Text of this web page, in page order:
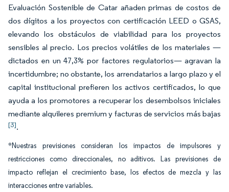
Evaluación Sostenible de Catar añaden primas de costos de
dos dígitos a los proyectos con certificación LEED o GSAS,
elevando los obstáculos de viabilidad para los proyectos
sensibles al precio. Los precios volátiles de los materiales —
dictados en un 47,3% por factores regulatorios— agravan la
incertidumbre; no obstante, los arrendatarios a largo plazo y el
capital institucional prefieren los activos certificados, lo que
ayuda a los promotores a recuperar los desembolsos iniciales
mediante alquileres premium y facturas de servicios más bajas
[3].
*Nuestras previsiones consideran los impactos de impulsores y
restricciones como direccionales, no aditivos. Las previsiones de
impacto reflejan el crecimiento base, los efectos de mezcla y las
interacciones entre variables.